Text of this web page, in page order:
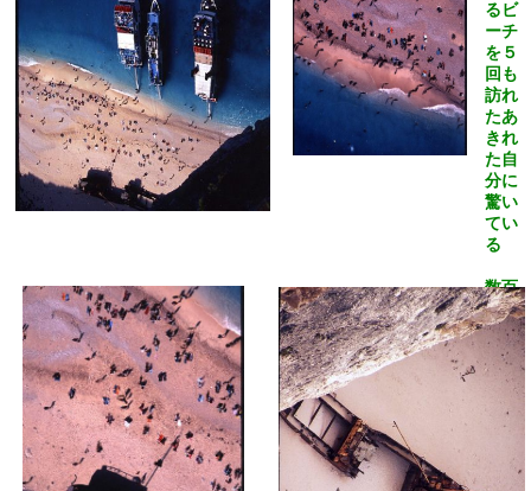
るビ
ーチ
を５
回も
訪れ
たあ
きれ
た自
分に
驚い
てい
る
数百
メー
トル
の絶
壁の
上か
ら覗
コバ
ルト